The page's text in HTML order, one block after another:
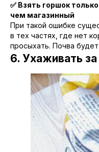
✅ Взять горшок
чем магазинный
При такой ошибке
в тех частях, где нет
просыхать. Почва
6. Ухаживать
ООО «Вам понравится»
Чойс. Новости